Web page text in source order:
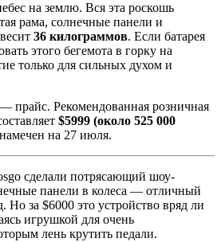
на землю. Вся эта роскошь
рама, солнечные панели и
36 килограммов. Если батарея
этого бегемота в горку на
только для сильных духом и
прайс. Рекомендованная розничная
$5999 (около 525 000
на 27 июля.
сделали потрясающий шоу-
панели в колеса — отличный
за $6000 это устройство вряд ли
игрушкой для очень
лень крутить педали.